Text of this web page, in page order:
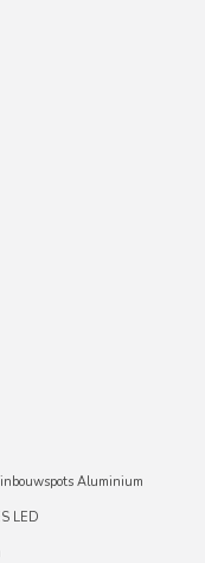
inbouwspots Aluminium
LED